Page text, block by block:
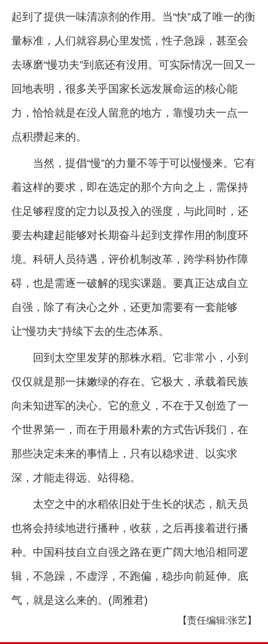
起到了提供一味清凉剂的作用。当“快”成了唯一的衡
量标准，人们就容易心里发慌，性子急躁，甚至会
去琢磨“慢功夫”到底还有没用。可实际情况一回又一
回地表明，很多关乎国家长远发展命运的核心能
力，恰恰就是在没人留意的地方，靠慢功夫一点一
点积攒起来的。
当然，提倡“慢”的力量不等于可以慢慢来。它有
着这样的要求，即在选定的那个方向之上，需保持
住足够程度的定力以及投入的强度，与此同时，还
要去构建起能够对长期奋斗起到支撑作用的制度环
境。科研人员待遇，评价机制改革，跨学科协作障
碍，也是需逐一破解的现实课题。要真正达成自立
自强，除了有决心之外，还更加需要有一套能够
让“慢功夫”持续下去的生态体系。
回到太空里发芽的那株水稻。它非常小，小到
仅仅就是那一抹嫩绿的存在。它极大，承载着民族
向未知进军的决心。它的意义，不在于又创造了一
个世界第一，而在于用最朴素的方式告诉我们，在
那些决定未来的事情上，只有以稳求进、以实求
深，才能走得远、站得稳。
太空之中的水稻依旧处于生长的状态，航天员
也将会持续地进行播种，收获，之后再接着进行播
种。中国科技自立自强之路在更广阔大地沿相同逻
辑，不急躁，不虚浮，不跑偏，稳步向前延伸。底
气，就是这么来的。(周雅君)
【责任编辑:张艺】